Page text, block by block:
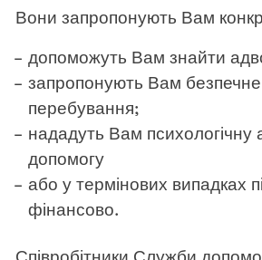
Вони запропонують Вам
допоможуть Вам знайти
запропонують Вам безпечне
перебування;
нададуть Вам
допомогу
або у термінових випадках
фінансово.